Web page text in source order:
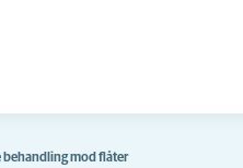
behandling mod flåter